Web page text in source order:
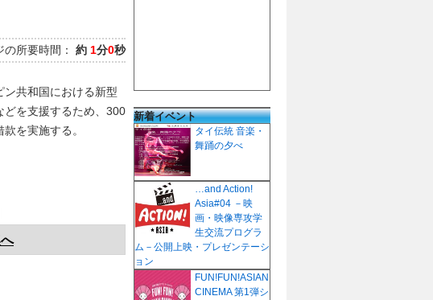
の所要時間： 約 1分0秒
ン共和国における新型
どを支援するため、300
を実施する。
新着イベント
タイ伝統 音楽・
舞踊の夕べ
…and Action!
Asia#04 －映
画・映像専攻学
生交流プログラ
ム－公開上映・プレゼンテーシ
ョン
FUN!FUN!ASIAN
CINEMA 第1弾シ